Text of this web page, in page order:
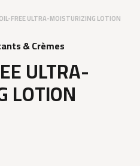
FREE ULTRA-MOISTURIZING LOTION
& Crèmes
ULTRA-
LOTION